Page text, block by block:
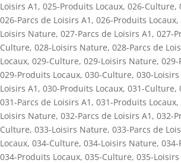
Loisirs A1 , 025-Produits Locaux, 026-Culture,
026-Parcs de Loisirs A1 , 026-Produits Locaux,
Loisirs Nature, 027-Parcs de Loisirs A1 , 027-
Culture, 028-Loisirs Nature, 028-Parcs de
Locaux, 029-Culture, 029-Loisirs Nature, 029-
029-Produits Locaux, 030-Culture, 030-
Loisirs A1 , 030-Produits Locaux, 031-Culture,
031-Parcs de Loisirs A1 , 031-Produits Locaux,
Loisirs Nature, 032-Parcs de Loisirs A1 , 032-
Culture, 033-Loisirs Nature, 033-Parcs de
Locaux, 034-Culture, 034-Loisirs Nature, 034-
034-Produits Locaux, 035-Culture, 035-